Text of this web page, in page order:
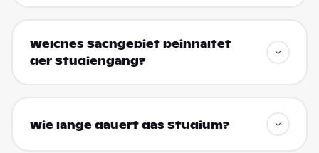
Welches Sachgebiet beinhaltet
der Studiengang?
Wie lange dauert das Studium?